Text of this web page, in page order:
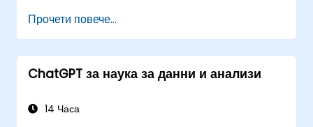
на клиенти.
Разработват автоматизирани чатботове,
задвижвани от ChatGPT, за обработка на
клиентски запитвания.
използване на ChatGPT в сценарии за
Прочети повече...
ChatGPT за наука за данни и анализи
14 Часа